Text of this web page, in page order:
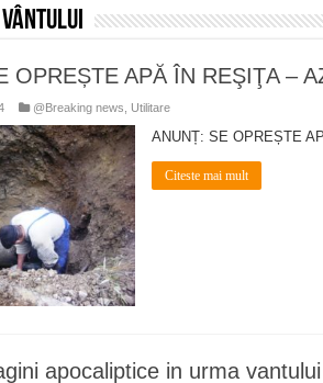
Anunț important – Închidere temporară Podul de
Miresme de lavandă, mentă și flori de vară și râsete
ANUNȚ OPRIRE APĂ în Reșița – avarie –
ANUNŢ OPRIRE APĂ în CARANSEBEȘ –
ANUNŢ OPRIRE APĂ în CARANSEBEȘ avarie
ANUNȚ OPRIRE APĂ în Reșița, cartier Țerova –
vântului
OPREȘTE APĂ ÎN REŞIŢA –
@Breaking news Utilitare
ANUNȚ: SE OPREȘTE
Citeste mai mult
apocaliptice in urma